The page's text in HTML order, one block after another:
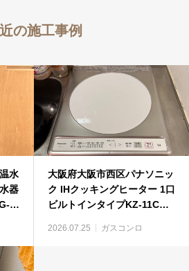
の施工事例
水
器
大阪府大阪市西区パナソニッ
ク IHクッキングヒーター 1口
ビルトインタイプKZ-11Cビ
2026.07.25 ガスコンロ